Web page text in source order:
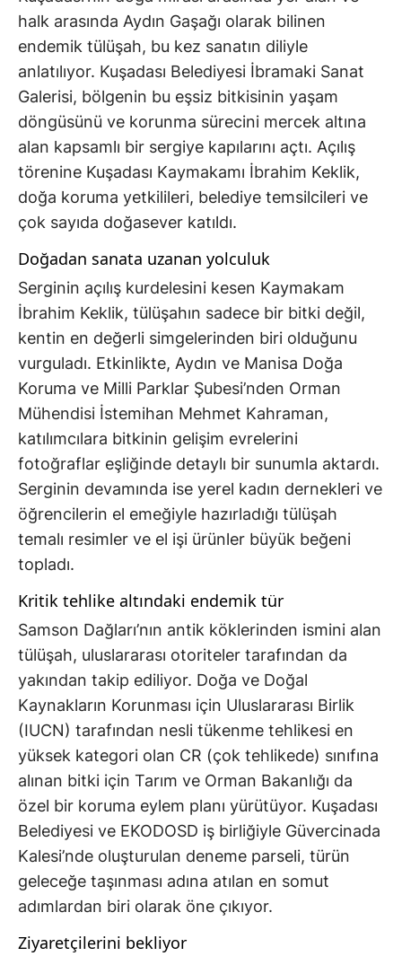
halk arasında Aydın Gaşağı olarak bilinen
endemik tülüşah, bu kez sanatın diliyle
anlatılıyor. Kuşadası Belediyesi İbramaki Sanat
Galerisi, bölgenin bu eşsiz bitkisinin yaşam
döngüsünü ve korunma sürecini mercek altına
alan kapsamlı bir sergiye kapılarını açtı. Açılış
törenine Kuşadası Kaymakamı İbrahim Keklik,
doğa koruma yetkilileri, belediye temsilcileri ve
çok sayıda doğasever katıldı.
Doğadan sanata uzanan yolculuk
Serginin açılış kurdelesini kesen Kaymakam
İbrahim Keklik, tülüşahın sadece bir bitki değil,
kentin en değerli simgelerinden biri olduğunu
vurguladı. Etkinlikte, Aydın ve Manisa Doğa
Koruma ve Milli Parklar Şubesi’nden Orman
Mühendisi İstemihan Mehmet Kahraman,
katılımcılara bitkinin gelişim evrelerini
fotoğraflar eşliğinde detaylı bir sunumla aktardı.
Serginin devamında ise yerel kadın dernekleri ve
öğrencilerin el emeğiyle hazırladığı tülüşah
temalı resimler ve el işi ürünler büyük beğeni
topladı.
Kritik tehlike altındaki endemik tür
Samson Dağları’nın antik köklerinden ismini alan
tülüşah, uluslararası otoriteler tarafından da
yakından takip ediliyor. Doğa ve Doğal
Kaynakların Korunması için Uluslararası Birlik
(IUCN) tarafından nesli tükenme tehlikesi en
yüksek kategori olan CR (çok tehlikede) sınıfına
alınan bitki için Tarım ve Orman Bakanlığı da
özel bir koruma eylem planı yürütüyor. Kuşadası
Belediyesi ve EKODOSD iş birliğiyle Güvercinada
Kalesi’nde oluşturulan deneme parseli, türün
geleceğe taşınması adına atılan en somut
adımlardan biri olarak öne çıkıyor.
Ziyaretçilerini bekliyor